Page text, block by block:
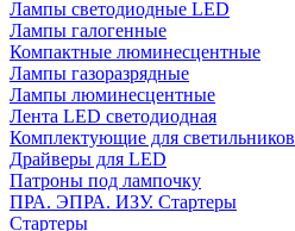
Лампы светодиодные LED
Лампы галогенные
Компактные люминесцентные
Лампы газоразрядные
Лампы люминесцентные
Лента LED светодиодная
Комплектующие для светильников
Драйверы для LED
Патроны под лампочку
ПРА. ЭПРА. ИЗУ. Стартеры
Стартеры